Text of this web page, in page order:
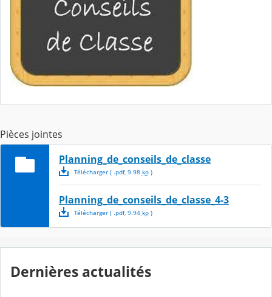
Pièces jointes
Planning_de_conseils_de_classe
Télécharger( .pdf, 9.98 ko)
Planning_de_conseils_de_classe_4-3
Télécharger( .pdf, 9.94 ko)
Dernières actualités